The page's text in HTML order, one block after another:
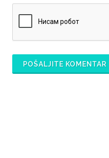
POŠALJITE KOMENTAR